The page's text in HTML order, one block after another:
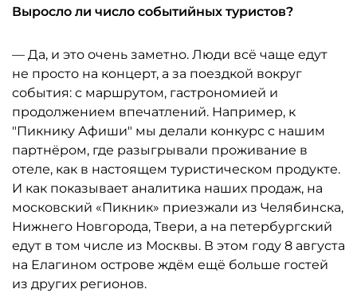
Выросло ли число событийных туристов?
— Да, и это очень заметно. Люди всё чаще едут
не просто на концерт, а за поездкой вокруг
события: с маршрутом, гастрономией и
продолжением впечатлений. Например, к
"Пикнику Афиши" мы делали конкурс с нашим
партнёром, где разыгрывали проживание в
отеле, как в настоящем туристическом продукте.
И как показывает аналитика наших продаж, на
московский «Пикник» приезжали из Челябинска,
Нижнего Новгорода, Твери, а на петербургский
едут в том числе из Москвы. В этом году 8 августа
на Елагином острове ждём ещё больше гостей
из других регионов.